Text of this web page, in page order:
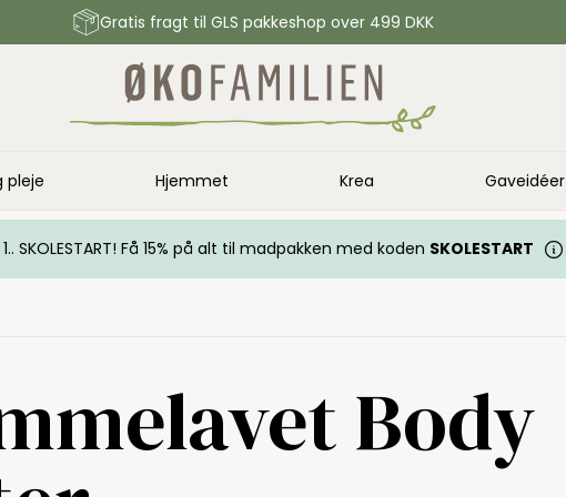
Gratis fragt til GLS pakkeshop over 499 DKK
pleje Hjemmet Krea Gaveidéer
1.. SKOLESTART! Få 15% på alt til madpakken med koden SKOLESTART
Body